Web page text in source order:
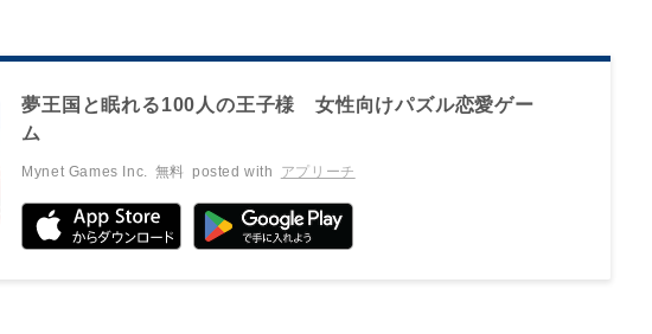
夢王国と眠れる100人の王子様 女性向けパズル恋愛ゲー
ム
Mynet Games Inc. 無料 posted with アプリーチ